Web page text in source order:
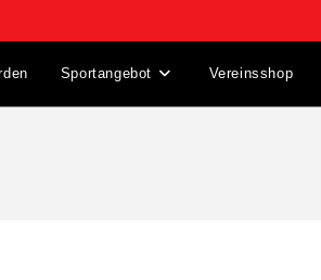
Sportangebot Vereinsshop